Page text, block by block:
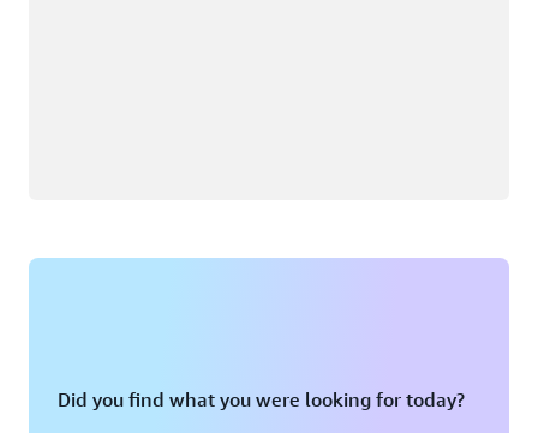
Did you find what you were looking for today?